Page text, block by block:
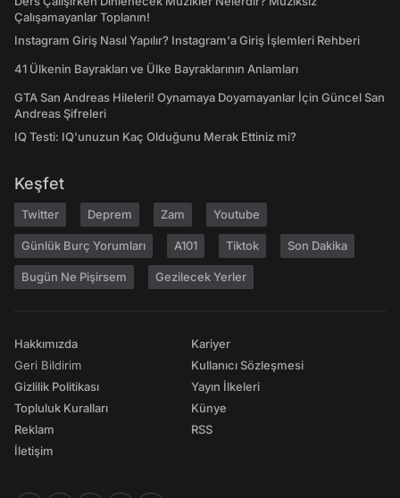
Çalışamayanlar Toplanın!
Instagram Giriş Nasıl Yapılır? Instagram'a Giriş İşlemleri Rehberi
41 Ülkenin Bayrakları ve Ülke Bayraklarının Anlamları
GTA San Andreas Hileleri! Oynamaya Doyamayanlar İçin Güncel San
Andreas Şifreleri
IQ Testi: IQ'unuzun Kaç Olduğunu Merak Ettiniz mi?
Keşfet
Twitter Deprem Zam Youtube
Günlük Burç Yorumları A101 Tiktok Son Dakika
Bugün Ne Pişirsem Gezilecek Yerler
Hakkımızda
Geri Bildirim
Gizlilik Politikası
Topluluk Kuralları
Reklam
İletişim
Kariyer
Kullanıcı Sözleşmesi
Yayın İlkeleri
Künye
RSS